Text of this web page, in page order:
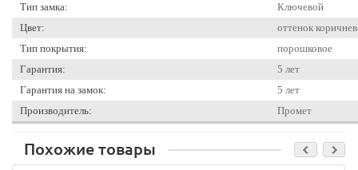
Тип замка:
Ключевой
Цвет:
оттенок
Тип покрытия:
порошковое
Гарантия:
5 лет
Гарантия на замок:
5 лет
Производитель:
Промет
Похожие товары